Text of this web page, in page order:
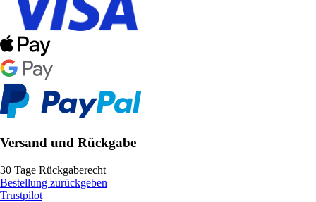
Versand und Rückgabe
30 Tage Rückgaberecht
Bestellung zurückgeben
Trustpilot